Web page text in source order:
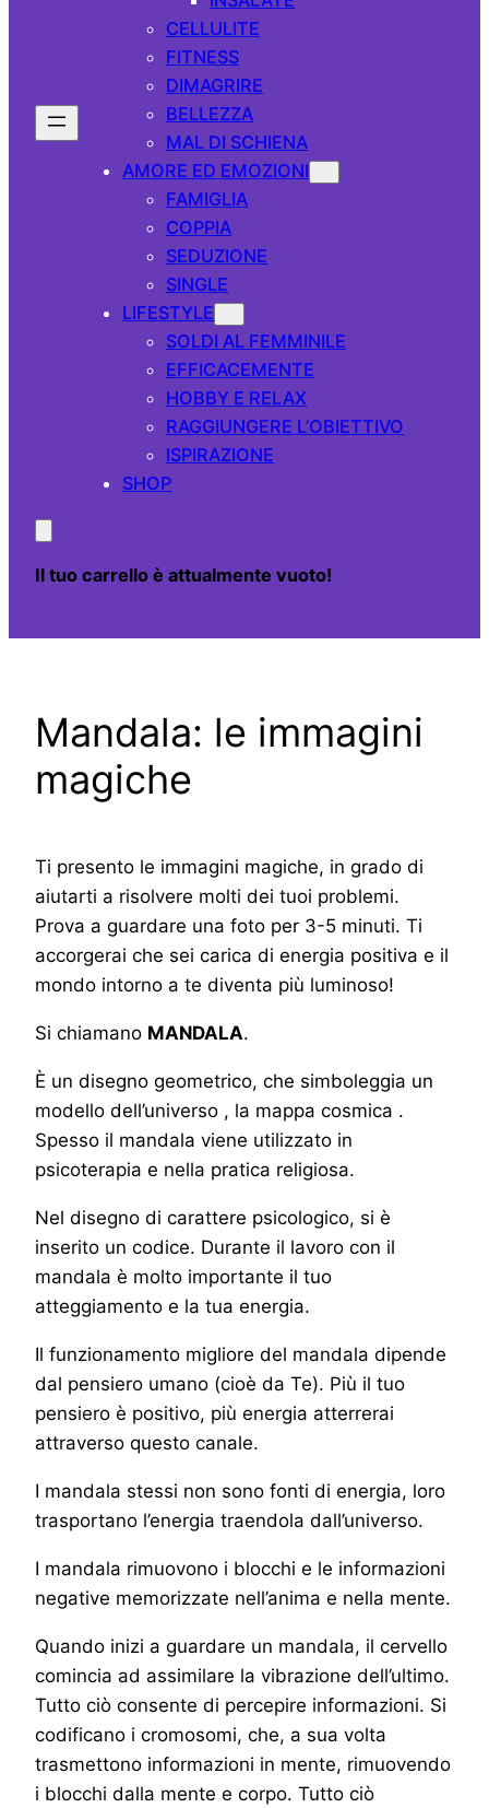
CELLULITE
FITNESS
DIMAGRIRE
BELLEZZA
MAL DI SCHIENA
AMORE ED EMOZIONI
FAMIGLIA
COPPIA
SEDUZIONE
SINGLE
LIFESTYLE
SOLDI AL FEMMINILE
EFFICACEMENTE
HOBBY E RELAX
RAGGIUNGERE L’OBIETTIVO
ISPIRAZIONE
SHOP
Il tuo carrello è attualmente vuoto!
Mandala: le immagini
magiche
Ti presento le immagini magiche, in grado di
aiutarti a risolvere molti dei tuoi problemi.
Prova a guardare una foto per 3-5 minuti. Ti
accorgerai che sei carica di energia positiva e il
mondo intorno a te diventa più luminoso!
Si chiamano MANDALA.
È un disegno geometrico, che simboleggia un
modello dell’universo , la mappa cosmica .
Spesso il mandala viene utilizzato in
psicoterapia e nella pratica religiosa.
Nel disegno di carattere psicologico, si è
inserito un codice. Durante il lavoro con il
mandala è molto importante il tuo
atteggiamento e la tua energia.
Il funzionamento migliore del mandala dipende
dal pensiero umano (cioè da Te). Più il tuo
pensiero è positivo, più energia atterrerai
attraverso questo canale.
I mandala stessi non sono fonti di energia, loro
trasportano l’energia traendola dall’universo.
I mandala rimuovono i blocchi e le informazioni
negative memorizzate nell’anima e nella mente.
Quando inizi a guardare un mandala, il cervello
comincia ad assimilare la vibrazione dell’ultimo.
Tutto ciò consente di percepire informazioni. Si
codificano i cromosomi, che, a sua volta
trasmettono informazioni in mente, rimuovendo
i blocchi dalla mente e corpo. Tutto ciò